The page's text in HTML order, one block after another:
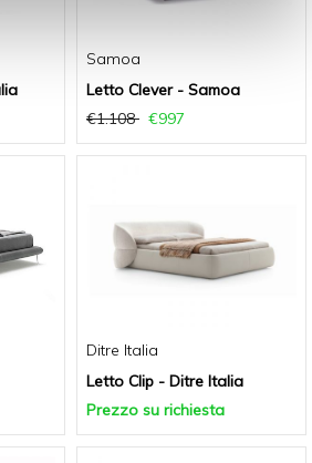
Samoa
Letto Clever - Samoa
€1.108
€997
Ditre Italia
Letto Clip - Ditre Italia
Prezzo su richiesta